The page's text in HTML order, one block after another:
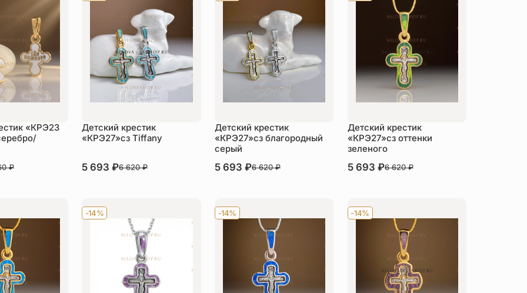
«КРЭ23
₽
Детский крестик
«КРЭ27»сз Tiffany
В наличии
5 693₽6 620₽
Детский крестик
«КРЭ27»сз благородный
серый
В наличии
5 693 ₽6 620₽
Детский крестик
«КРЭ27»сз оттенки
зеленого
В наличии
5 693 ₽6 620₽
-14% -14% -14%